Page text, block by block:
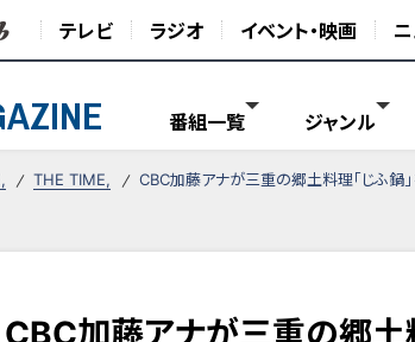
テレビ ラジオ イベント・映画
番組一覧 ジャンル
THE TIME, CBC加藤アナが三重の郷土料理「じふ鍋
CBC加藤アナが三重の郷土